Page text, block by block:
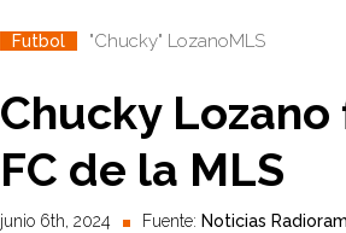
Futbol "Chucky" LozanoMLS
Chucky
FC de la MLS
junio 6th, 2024 Fuente: Noticias